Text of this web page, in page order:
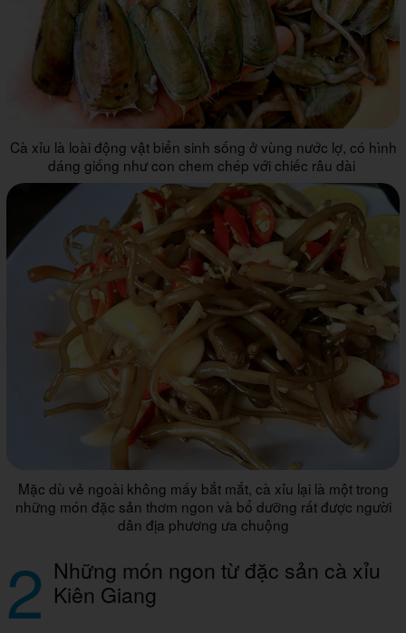
Cà xỉu là loài động vật biển sinh sống ở vùng nước lợ, có hình
dáng giống như con chem chép với chiếc râu dài
Mặc dù vẻ ngoài không mấy bắt mắt, cà xỉu lại là một trong
những món đặc sản thơm ngon và bổ dưỡng rất được người
dân địa phương ưa chuộng
2 Những món ngon từ đặc sản cà xỉu
Kiên Giang